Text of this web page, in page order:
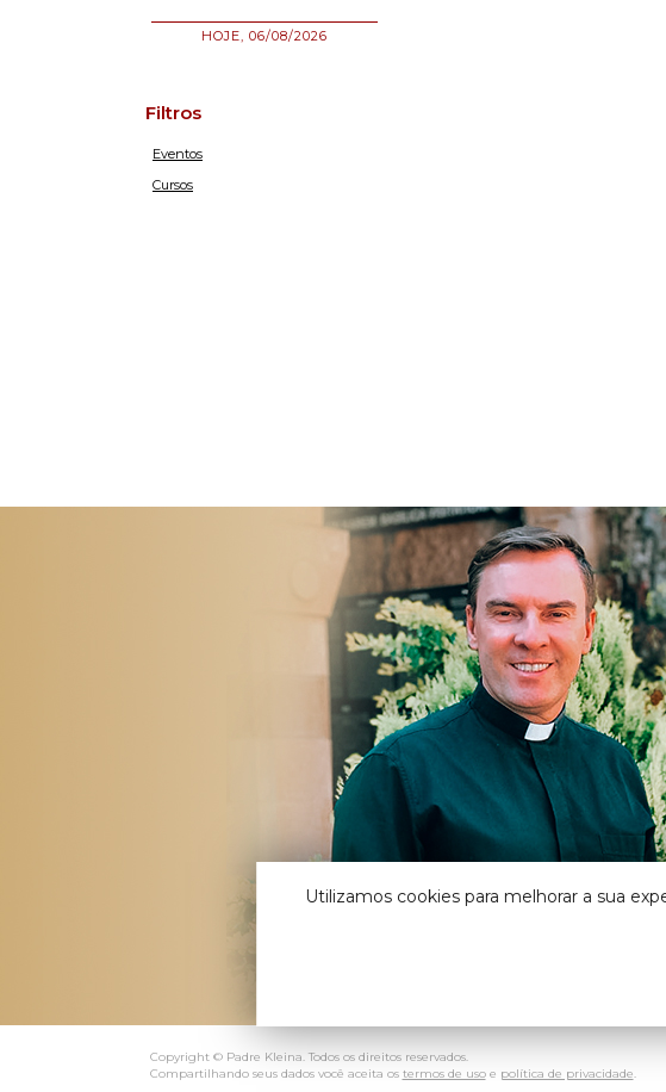
Utilizamos cookies para melhorar a sua
HOJE, 06/08/2026
Filtros
Eventos
Cursos
Copyright © Padre Kleina. Todos os direitos reservados.
Compartilhando seus dados você aceita os termos de usoe política de privacidade.